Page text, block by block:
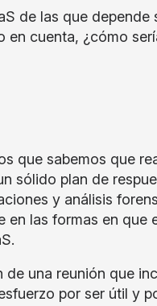
de las que depende
en cuenta, ¿cómo
que sabemos que
sólido plan de
y análisis
las formas en que
una reunión que
por ser útil y